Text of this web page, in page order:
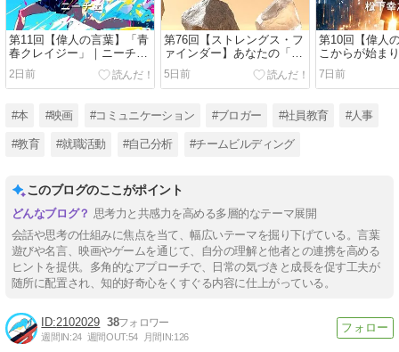
第11回【偉人の言葉】「青
春クレイジー」｜ニーチェ
に学ぶ、正解のない今日を
生きる
2日前
第76回【ストレングス・フ
ァインダー】あなたの「当
たり前」が、実は才能だと
したら？｜自分の強みを見
つけて活かす34の資質
5日前
第10回【偉人
こからが始ま
之助に学ぶ、”
先にあるもの
7日前
#本 #映画 #コミュニケーション #ブロガー #社員教育 #人事
#教育 #就職活動 #自己分析 #チームビルディング
このブログのここがポイント
思考力と共感力を高める多層的なテーマ展開
会話や思考の仕組みに焦点を当て、幅広いテーマを掘り下げている。言葉
遊びや名言、映画やゲームを通じて、自分の理解と他者との連携を高める
ヒントを提供。多角的なアプローチで、日常の気づきと成長を促す工夫が
随所に配置され、知的好奇心をくすぐる内容に仕上がっている。
2102029 38
週間IN:24 週間OUT:54 月間IN:126